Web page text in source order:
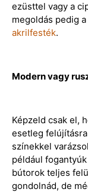
ezüsttel vagy a
megoldás pedig a
akrilfesték.
Modern vagy
Képzeld csak el,
esetleg
színekkel
például
bútorok teljes
gondolnád, de